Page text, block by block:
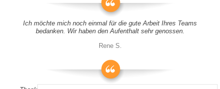
Ich möchte mich noch einmal für die gute Arbeit Ihres Teams
bedanken. Wir haben den Aufenthalt sehr genossen.
Rene S.